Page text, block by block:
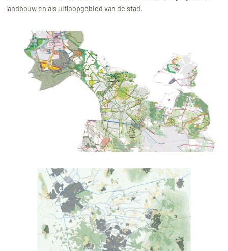
landbouw en als uitloopgebied van de stad.